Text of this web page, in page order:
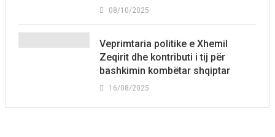
08/10/2025
Veprimtaria politike e Xhemil
Zeqirit dhe kontributi i tij për
bashkimin kombëtar shqiptar
16/08/2025